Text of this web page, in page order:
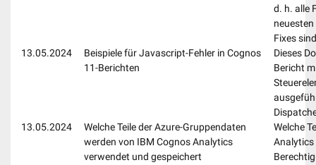
d. h. alle
Fixes
13.05.2024
Beispiele für Javascript-Fehler in Cognos
11-Berichten
Dieses
Bericht
13.05.2024
Welche Teile der Azure-Gruppendaten
werden von IBM Cognos Analytics
verwendet und gespeichert
Welche
Analytics